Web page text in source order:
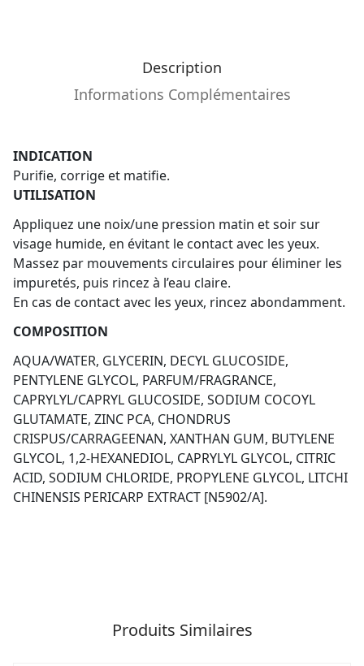
Description
Informations Complémentaires
INDICATION
Purifie, corrige et matifie.
UTILISATION
Appliquez une noix/une pression matin et soir sur
visage humide, en évitant le contact avec les yeux.
Massez par mouvements circulaires pour éliminer les
impuretés, puis rincez à l’eau claire.
En cas de contact avec les yeux, rincez abondamment.
COMPOSITION
AQUA/WATER, GLYCERIN, DECYL GLUCOSIDE,
PENTYLENE GLYCOL, PARFUM/FRAGRANCE,
CAPRYLYL/CAPRYL GLUCOSIDE, SODIUM COCOYL
GLUTAMATE, ZINC PCA, CHONDRUS
CRISPUS/CARRAGEENAN, XANTHAN GUM, BUTYLENE
GLYCOL, 1,2-HEXANEDIOL, CAPRYLYL GLYCOL, CITRIC
ACID, SODIUM CHLORIDE, PROPYLENE GLYCOL, LITCHI
CHINENSIS PERICARP EXTRACT [N5902/A].
Produits Similaires